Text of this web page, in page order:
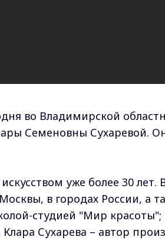
во Владимирской
Семеновны Сухаревой.
уже более 30 лет.
в городах России, а
студией "Мир красоты";
Сухарева – автор